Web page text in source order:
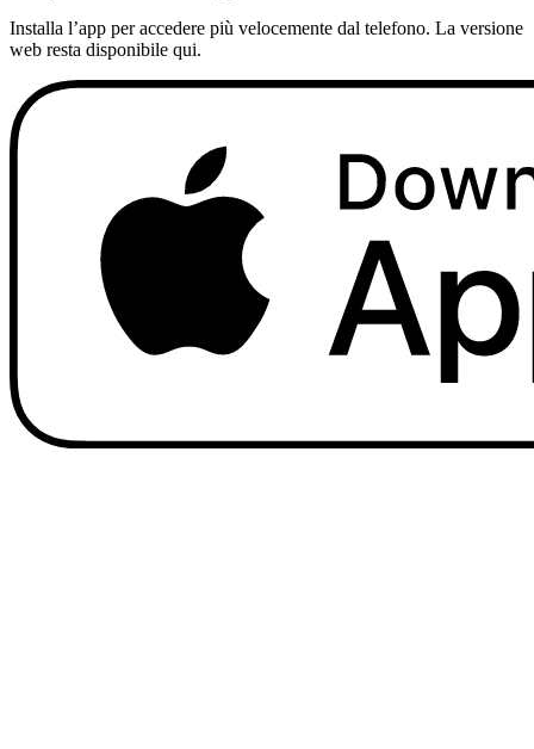
Installa l’app per accedere più velocemente dal telefono. La versione
web resta disponibile qui.